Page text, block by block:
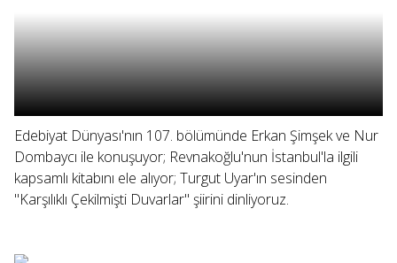
Edebiyat Dünyası'nın 107. bölümünde Erkan Şimşek ve Nur
Dombaycı ile konuşuyor; Revnakoğlu'nun İstanbul'la ilgili
kapsamlı kitabını ele alıyor; Turgut Uyar'ın sesinden
"Karşılıklı Çekilmişti Duvarlar" şiirini dinliyoruz.